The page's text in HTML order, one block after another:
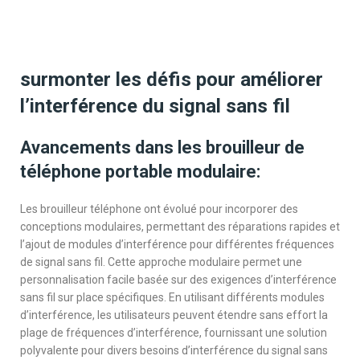
surmonter les défis pour améliorer
l’interférence du signal sans fil
Avancements dans les brouilleur de
téléphone portable modulaire:
Les brouilleur téléphone ont évolué pour incorporer des
conceptions modulaires, permettant des réparations rapides et
l’ajout de modules d’interférence pour différentes fréquences
de signal sans fil. Cette approche modulaire permet une
personnalisation facile basée sur des exigences d’interférence
sans fil sur place spécifiques. En utilisant différents modules
d’interférence, les utilisateurs peuvent étendre sans effort la
plage de fréquences d’interférence, fournissant une solution
polyvalente pour divers besoins d’interférence du signal sans